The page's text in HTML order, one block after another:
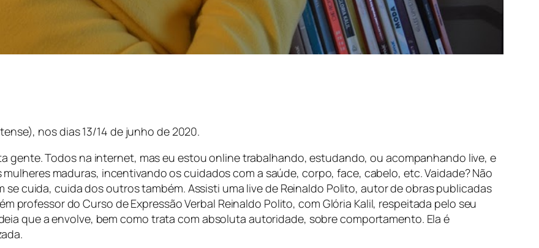
nos dias 13/14 de junho de 2020.
gente. Todos na internet, mas eu estou online trabalhando, estudando, ou acompanhando live, e
maduras, incentivando os cuidados com a saúde, corpo, face, cabelo, etc. Vaidade? Não
se cuida, cuida dos outros também. Assisti uma live de Reinaldo Polito, autor de obras publicadas
professor do Curso de Expressão Verbal Reinaldo Polito, com Glória Kalil, respeitada pelo seu
que a envolve, bem como trata com absoluta autoridade, sobre comportamento. Ela é